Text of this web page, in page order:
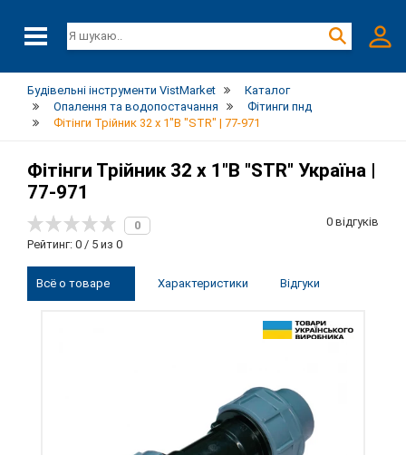
Будівельні інструменти VistMarket
Каталог
Опалення та водопостачання
Фітинги пнд
Фітінги Трійник 32 х 1"В "STR" | 77-971
Фітінги Трійник 32 х 1"В "STR" Україна |
77-971
0
Рейтинг: 0 / 5 из 0
0 відгуків
Всё о товаре Характеристики Відгуки